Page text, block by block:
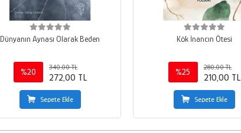
Dünyanın Aynası Olarak Beden
%20
340,00 TL
272,00 TL
Sepete Ekle
Kök İnancın Ötesi
%25
280,00 TL
210,00 TL
Sepete Ekle